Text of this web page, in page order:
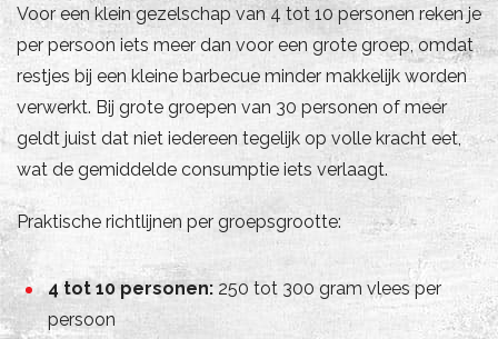
Voor een klein gezelschap van 4 tot 10 personen reken je
per persoon iets meer dan voor een grote groep, omdat
restjes bij een kleine barbecue minder makkelijk worden
verwerkt. Bij grote groepen van 30 personen of meer
geldt juist dat niet iedereen tegelijk op volle kracht eet,
wat de gemiddelde consumptie iets verlaagt.
Praktische richtlijnen per groepsgrootte:
4 tot 10 personen: 250 tot 300 gram vlees per
persoon